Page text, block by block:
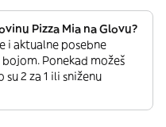
Pizza Mia na Glovu?
i aktualne posebne
Ponekad možeš
2 za 1 ili sniženu